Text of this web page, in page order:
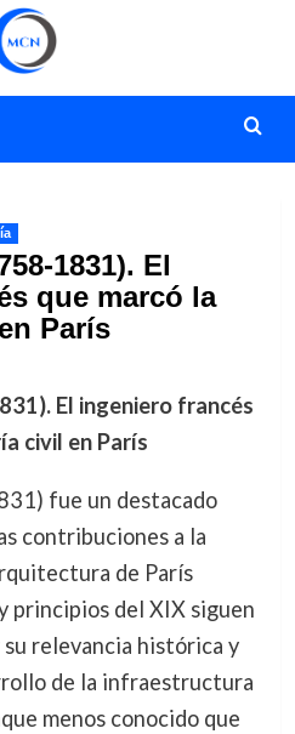
1831). El
que marcó la
París
El ingeniero francés
civil en París
fue un destacado
contribuciones a la
de París
principios del XIX siguen
relevancia histórica y
de la infraestructura
menos conocido que